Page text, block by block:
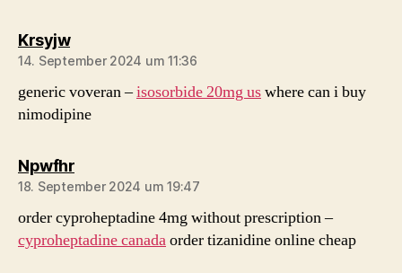
Krsyjwsagt:
14. September 2024 um 11:36
generic voveran –isosorbide 20mg uswhere can i buy
nimodipine
Npwfhrsagt:
18. September 2024 um 19:47
order cyproheptadine 4mg without prescription –
cyproheptadine canadaorder tizanidine online cheap